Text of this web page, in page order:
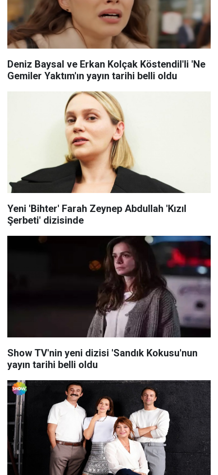
Deniz Baysal ve Erkan Kolçak Köstendil'li 'Ne
Gemiler Yaktım'ın yayın tarihi belli oldu
Yeni 'Bihter' Farah Zeynep Abdullah 'Kızıl
Şerbeti' dizisinde
Show TV'nin yeni dizisi 'Sandık Kokusu'nun
yayın tarihi belli oldu